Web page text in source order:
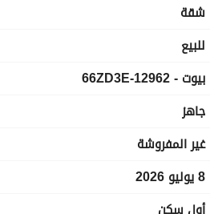
شقة
للبيع
بيوت - 12962-66ZD3E
جاهز
غير المفروشة
8 يوليو 2026